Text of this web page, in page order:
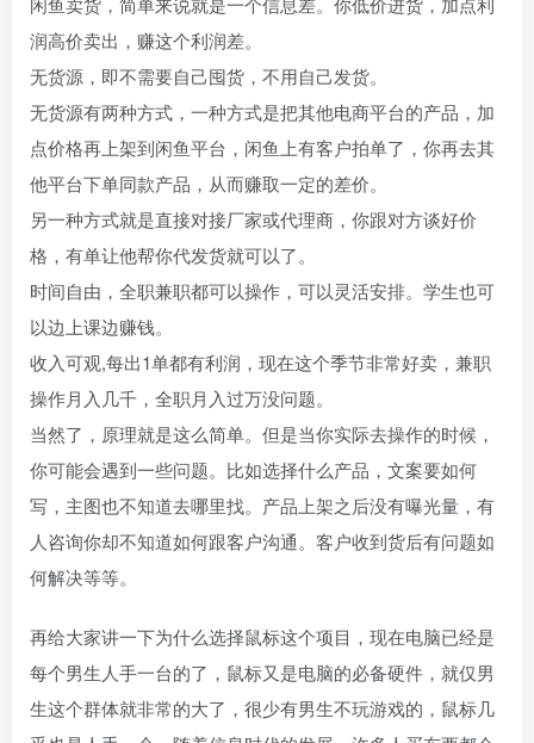
润高价卖出，赚这个利润差。
无货源，即不需要自己囤货，不用自己发货。
无货源有两种方式，一种方式是把其他电商平台的产品，加
点价格再上架到闲鱼平台，闲鱼上有客户拍单了，你再去其
他平台下单同款产品，从而赚取一定的差价。
另一种方式就是直接对接厂家或代理商，你跟对方谈好价
格，有单让他帮你代发货就可以了。
时间自由，全职兼职都可以操作，可以灵活安排。学生也可
以边上课边赚钱。
收入可观,每出1单都有利润，现在这个季节非常好卖，兼职
操作月入几千，全职月入过万没问题。
当然了，原理就是这么简单。但是当你实际去操作的时候，
你可能会遇到一些问题。比如选择什么产品，文案要如何
写，主图也不知道去哪里找。产品上架之后没有曝光量，有
人咨询你却不知道如何跟客户沟通。客户收到货后有问题如
何解决等等。
再给大家讲一下为什么选择鼠标这个项目，现在电脑已经是
每个男生人手一台的了，鼠标又是电脑的必备硬件，就仅男
生这个群体就非常的大了，很少有男生不玩游戏的，鼠标几